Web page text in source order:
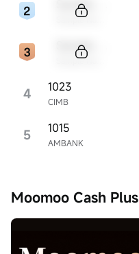
4 CIMB
1023
5 AMBANK
1015
Moomoo Cash Plus